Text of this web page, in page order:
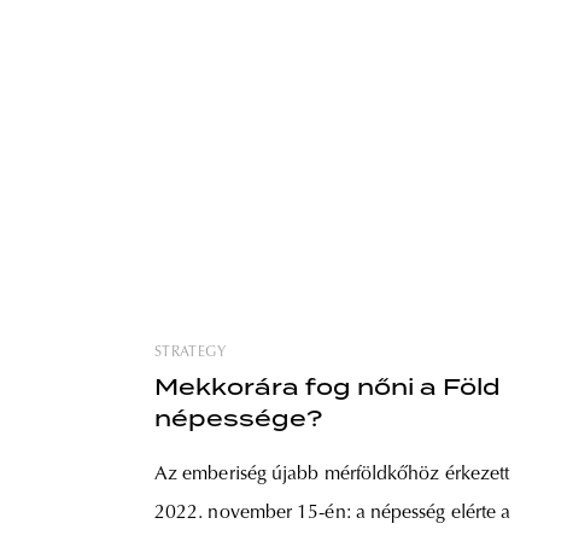
STRATEGY
Mekkorára fog nőni a Föld
népessége?
Az emberiség újabb mérföldkőhöz érkezett
2022. november 15-én: a népesség elérte a